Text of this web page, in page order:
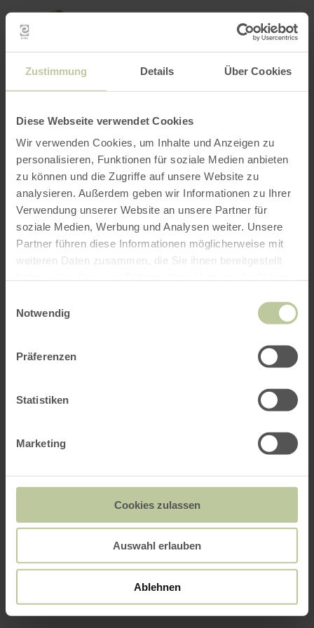
Zustimmung Details Über Cookies
Diese Webseite verwendet Cookies
Wir verwenden Cookies, um Inhalte und Anzeigen zu
personalisieren, Funktionen für soziale Medien anbieten
zu können und die Zugriffe auf unsere Website zu
analysieren. Außerdem geben wir Informationen zu Ihrer
Verwendung unserer Website an unsere Partner für
soziale Medien, Werbung und Analysen weiter. Unsere
Partner führen diese Informationen möglicherweise mit
weiteren Daten zusammen, die Sie ihnen bereitgestellt
Notwendig
Präferenzen
Statistiken
Marketing
Cookies zulassen
Auswahl erlauben
Ablehnen
INTERACTIVE MAP
my
Open filter